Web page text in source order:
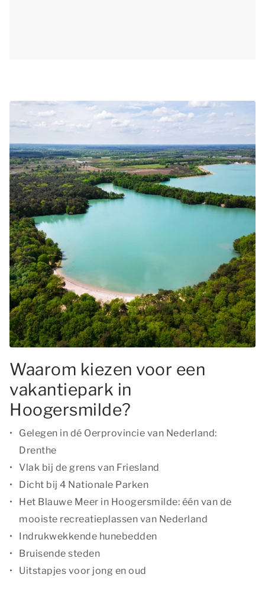
Waarom kiezen voor een
vakantiepark in
Hoogersmilde?
Gelegen in dé Oerprovincie van Nederland:
Drenthe
Vlak bij de grens van Friesland
Dicht bij 4 Nationale Parken
Het Blauwe Meer in Hoogersmilde: één van de
mooiste recreatieplassen van Nederland
Indrukwekkende hunebedden
Bruisende steden
Uitstapjes voor jong en oud